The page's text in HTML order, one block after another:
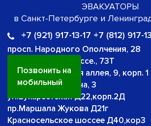
Позвонить на
мобильный
ЭВАКУАТОРЫ
в Санкт-Петербурге и
+7 (921) 917-13-17 +7 (812) 917-
просп. Народного Ополчения, 28
Петергофское шоссе., 73Т
Малая Каштановая аллея, 9, корп. 1
Шушары, ул. Ленина, 3
ул.Бухарестская Д22,корп.2Д
пр.Маршала Жукова Д21г
Красносельское шоссее Д40,кор3